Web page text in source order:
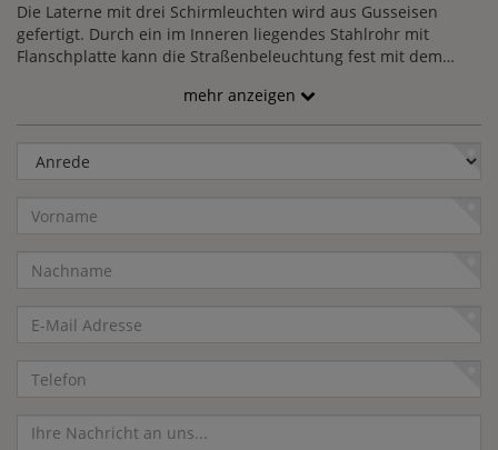
Die Laterne mit drei Schirmleuchten wird aus Gusseisen
gefertigt. Durch ein im Inneren liegendes Stahlrohr mit
Flanschplatte kann die Straßenbeleuchtung fest mit dem
Aufpreis sind Individualisierungen in Farbe, Größe, Design
der Leuchten, etc. möglich. Wenden Sie sich hierzu gerne an
mehr anzeigen
Anrede
Vorname
Nachname
Mail
Telefon
Nachricht